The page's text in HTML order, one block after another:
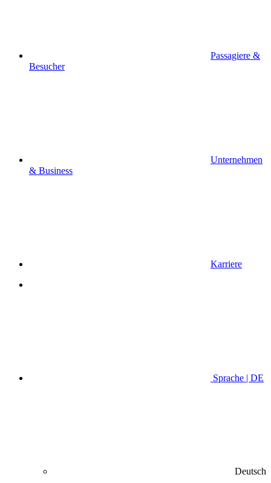
Passagiere &
Besucher
Unternehmen
& Business
Karriere
Sprache | DE
Deutsch